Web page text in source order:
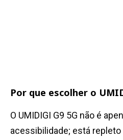
Por que escolher o
O UMIDIGI G9 5G não é
acessibilidade; está